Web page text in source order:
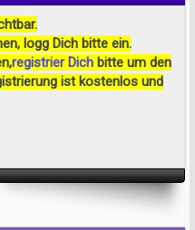
logg Dich bitte ein.
registrier Dich bitte um den
ist kostenlos und